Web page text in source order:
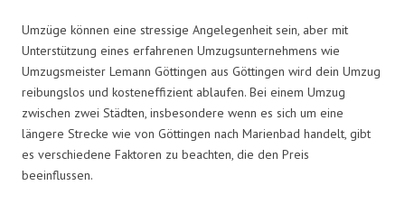
Umzüge können eine stressige Angelegenheit sein, aber mit
Unterstützung eines erfahrenen Umzugsunternehmens wie
Umzugsmeister Lemann Göttingen aus Göttingen wird dein Umzug
reibungslos und kosteneffizient ablaufen. Bei einem Umzug
zwischen zwei Städten, insbesondere wenn es sich um eine
längere Strecke wie von Göttingen nach Marienbad handelt, gibt
es verschiedene Faktoren zu beachten, die den Preis
beeinflussen.